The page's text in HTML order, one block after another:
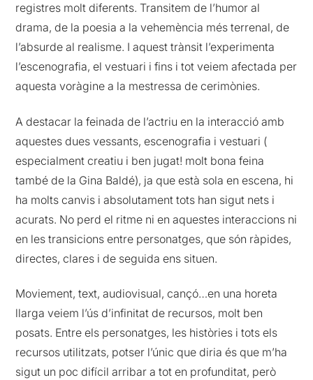
registres molt diferents. Transitem de l’humor al
drama, de la poesia a la vehemència més terrenal, de
l’absurde al realisme. I aquest trànsit l’experimenta
l’escenografia, el vestuari i fins i tot veiem afectada per
aquesta voràgine a la mestressa de cerimònies.
A destacar la feinada de l’actriu en la interacció amb
aquestes dues vessants, escenografia i vestuari (
especialment creatiu i ben jugat! molt bona feina
també de la Gina Baldé), ja que està sola en escena, hi
ha molts canvis i absolutament tots han sigut nets i
acurats. No perd el ritme ni en aquestes interaccions ni
en les transicions entre personatges, que són ràpides,
directes, clares i de seguida ens situen.
Moviement, text, audiovisual, cançó…en una horeta
llarga veiem l’ús d’infinitat de recursos, molt ben
posats. Entre els personatges, les històries i tots els
recursos utilitzats, potser l’únic que diria és que m’ha
sigut un poc difícil arribar a tot en profunditat, però